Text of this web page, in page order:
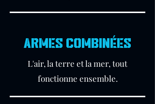
ARMES COMBINÉES
L'air, la terre et la mer, tout
fonctionne ensemble.